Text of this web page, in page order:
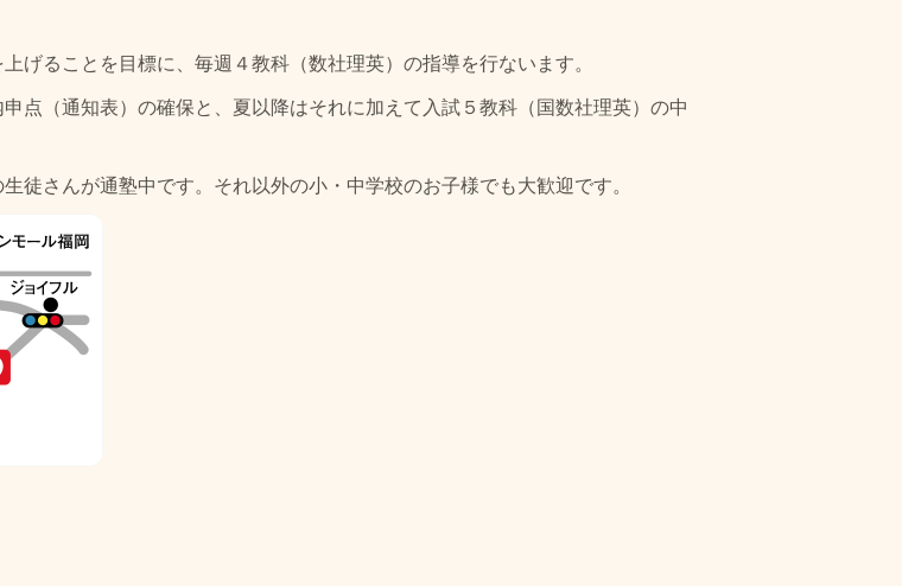
げることを目標に、毎週４教科（数社理英）の指導を行ないます。
点（通知表）の確保と、夏以降はそれに加えて入試５教科（国数社理英）の中
徒さんが通塾中です。それ以外の小・中学校のお子様でも大歓迎です。